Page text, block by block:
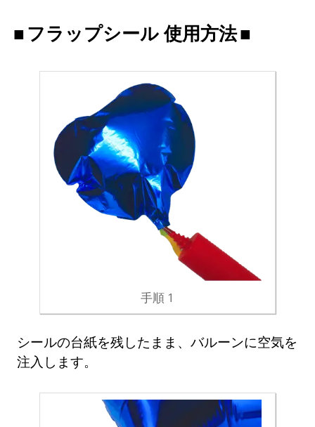
フラップシール 使用方法
手順 1
シールの台紙を残したまま、バルーンに空気を
注入します。